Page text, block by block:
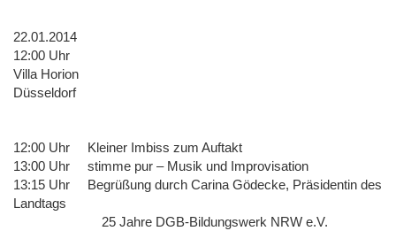
22.01.2014
12:00 Uhr
Villa Horion
Düsseldorf
12:00 Uhr Kleiner Imbiss zum Auftakt
13:00 Uhr stimme pur – Musik und Improvisation
13:15 Uhr Begrüßung durch Carina Gödecke, Präsidentin des
Landtags
25 Jahre DGB-Bildungswerk NRW e.V.